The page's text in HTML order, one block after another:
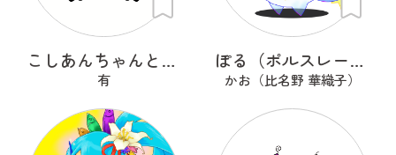
こしあんちゃんとつぶあんちゃん
有
ぽる（ポルスレーヌ）
かお（比名野 華織子）